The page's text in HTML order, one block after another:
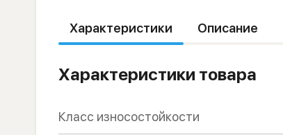
Характеристики Описание
Характеристики товара
Класс износостойкости